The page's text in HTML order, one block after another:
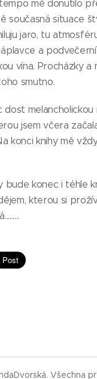
mě donutilo
současná situace
jaro, tu
a
vína. Procházky a
smutno.
melancholickou
jsem včera
konci knihy mě
bude konec i téhle
kterou si
Všechna